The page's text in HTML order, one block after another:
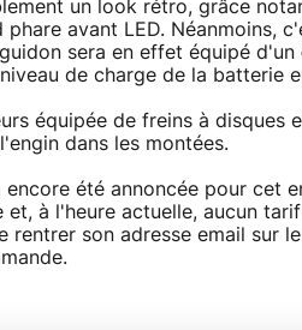
un look rétro, grâce
avant LED. Néanmoins,
sera en effet équipé d'un
de charge de la batterie
équipée de freins à disques
dans les montées.
été annoncée pour cet
et, à l'heure actuelle, aucun
rentrer son adresse email sur